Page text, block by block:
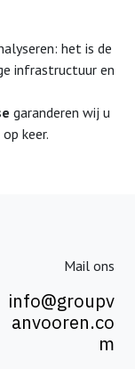
het is de
infrastructuur en
garanderen wij u
keer.
Mail ons
info@groupv
anvooren.co
m